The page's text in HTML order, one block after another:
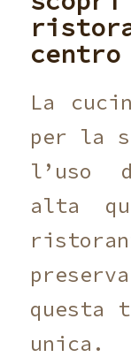
La
per la
l’uso
alta
questa